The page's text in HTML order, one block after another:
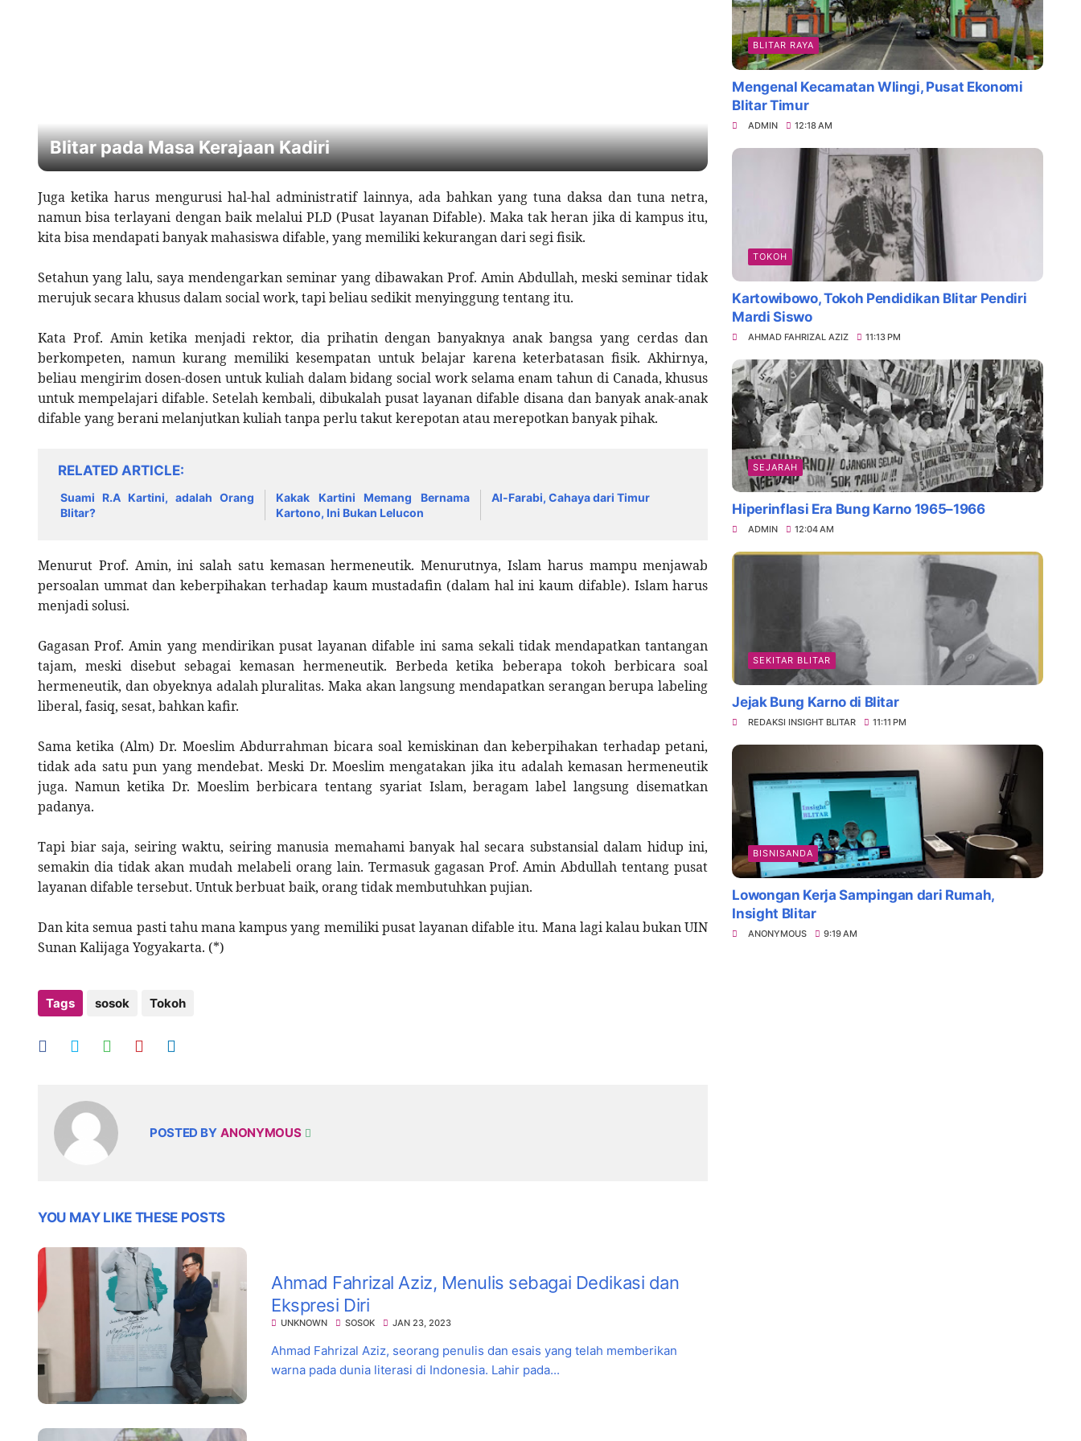
Blitar pada Masa Kerajaan Kadiri Daya Tarik Es Drop Blitar, Kuliner
Juga ketika harus mengurusi hal-hal administratif lainnya, ada bahkan yang tuna daksa dan tuna netra,
namun bisa terlayani dengan baik melalui PLD (Pusat layanan Difable). Maka tak heran jika di kampus itu,
kita bisa mendapati banyak mahasiswa difable, yang memiliki kekurangan dari segi fisik.
Setahun yang lalu, saya mendengarkan seminar yang dibawakan Prof. Amin Abdullah, meski seminar tidak
merujuk secara khusus dalam social work, tapi beliau sedikit menyinggung tentang itu.
Kata Prof. Amin ketika menjadi rektor, dia prihatin dengan banyaknya anak bangsa yang cerdas dan
berkompeten, namun kurang memiliki kesempatan untuk belajar karena keterbatasan fisik. Akhirnya,
beliau mengirim dosen-dosen untuk kuliah dalam bidang social work selama enam tahun di Canada, khusus
untuk mempelajari difable. Setelah kembali, dibukalah pusat layanan difable disana dan banyak anak-anak
difable yang berani melanjutkan kuliah tanpa perlu takut kerepotan atau merepotkan banyak pihak.
RELATED ARTICLE
Suami R.A Kartini, adalah Orang
Blitar?
Kakak Kartini Memang Bernama
Kartono, Ini Bukan Lelucon
Al-Farabi, Cahaya dari Timur
Menurut Prof. Amin, ini salah satu kemasan hermeneutik. Menurutnya, Islam harus mampu menjawab
persoalan ummat dan keberpihakan terhadap kaum mustadafin (dalam hal ini kaum difable). Islam harus
menjadi solusi.
Gagasan Prof. Amin yang mendirikan pusat layanan difable ini sama sekali tidak mendapatkan tantangan
tajam, meski disebut sebagai kemasan hermeneutik. Berbeda ketika beberapa tokoh berbicara soal
hermeneutik, dan obyeknya adalah pluralitas. Maka akan langsung mendapatkan serangan berupa labeling
liberal, fasiq, sesat, bahkan kafir.
Sama ketika (Alm) Dr. Moeslim Abdurrahman bicara soal kemiskinan dan keberpihakan terhadap petani,
tidak ada satu pun yang mendebat. Meski Dr. Moeslim mengatakan jika itu adalah kemasan hermeneutik
juga. Namun ketika Dr. Moeslim berbicara tentang syariat Islam, beragam label langsung disematkan
padanya.
Tapi biar saja, seiring waktu, seiring manusia memahami banyak hal secara substansial dalam hidup ini,
semakin dia tidak akan mudah melabeli orang lain. Termasuk gagasan Prof. Amin Abdullah tentang pusat
layanan difable tersebut. Untuk berbuat baik, orang tidak membutuhkan pujian.
Dan kita semua pasti tahu mana kampus yang memiliki pusat layanan difable itu. Mana lagi kalau bukan UIN
Sunan Kalijaga Yogyakarta. (*)
Tags sosok Tokoh
POSTED BY ANONYMOUS
YOU MAY LIKE THESE POSTS
Ahmad Fahrizal Aziz, Menulis sebagai Dedikasi dan
Ekspresi Diri
UNKNOWN SOSOK JAN 23, 2023
Ahmad Fahrizal Aziz, seorang penulis dan esais yang telah memberikan
warna pada dunia literasi di Indonesia. Lahir pada...
BLITAR RAYA
Mengenal Kecamatan Wlingi, Pusat Ekonomi
Blitar Timur
ADMIN 12:18 AM
TOKOH
Kartowibowo, Tokoh Pendidikan Blitar Pendiri
Mardi Siswo
AHMAD FAHRIZAL AZIZ 11:13 PM
SEJARAH
Hiperinflasi Era Bung Karno 1965–1966
ADMIN 12:04 AM
SEKITAR BLITAR
Jejak Bung Karno di Blitar
REDAKSI INSIGHT BLITAR 11:11 PM
BISNISANDA
Lowongan Kerja Sampingan dari Rumah,
Insight Blitar
ANONYMOUS 9:19 AM